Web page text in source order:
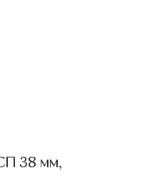
38 мм,